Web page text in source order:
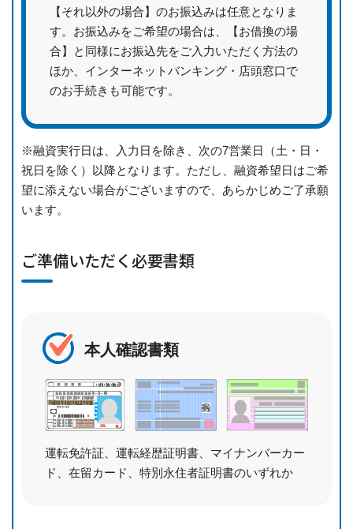
【それ以外の場合】のお振込みは任意となりま
す。お振込みをご希望の場合は、【お借換の場
合】と同様にお振込先をご入力いただく方法の
ほか、インターネットバンキング・店頭窓口で
のお手続きも可能です。
※融資実行日は、入力日を除き、次の7営業日（土・日・
祝日を除く）以降となります。ただし、融資希望日はご希
望に添えない場合がございますので、あらかじめご了承願
います。
ご準備いただく必要書類
本人確認書類
運転免許証、運転経歴証明書、 マイナンバーカー
ド、在留カード、 特別永住者証明書のいずれか